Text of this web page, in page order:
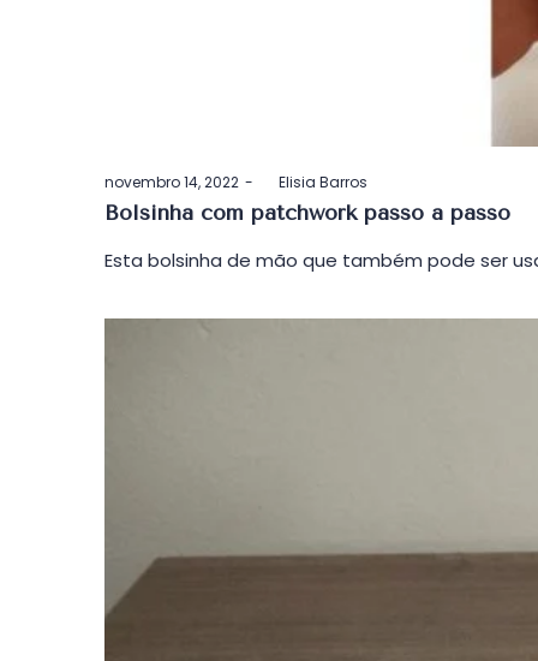
Postado
em
novembro 14, 2022 byElisia Barros
Bolsinha com patchwork passo a passo
Esta bolsinha de mão que também pode ser